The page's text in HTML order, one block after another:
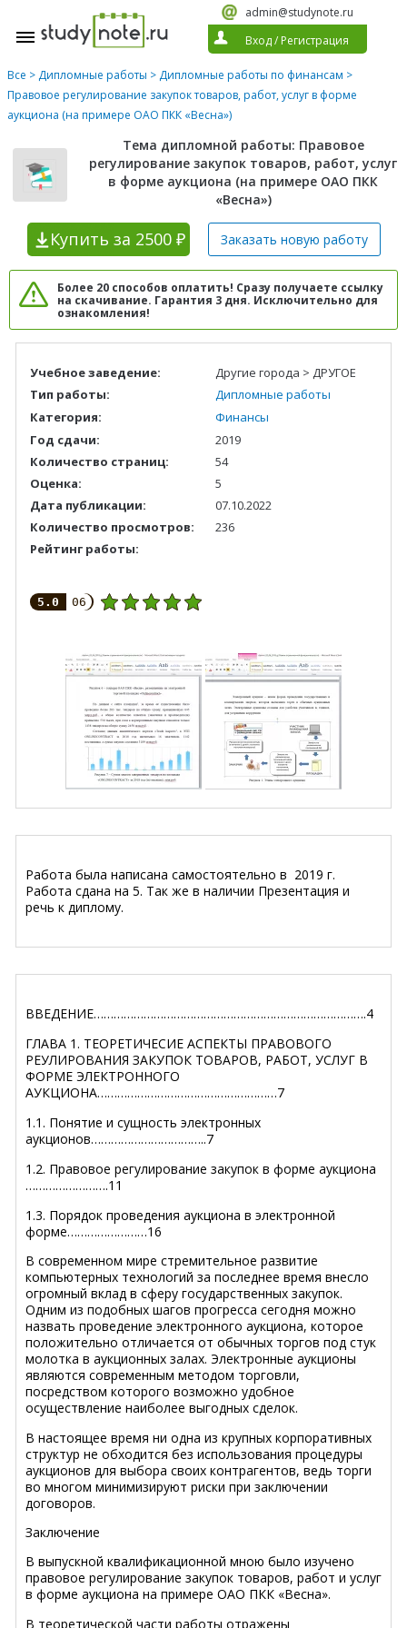
admin@studynote.ru
Вход/ Регистрация
Все > Дипломные работы > Дипломные работы по финансам >
Правовое регулирование закупок товаров, работ, услуг в форме
аукциона (на примере ОАО ПКК «Весна»)
Тема дипломной работы: Правовое
регулирование закупок товаров, работ, услуг
в форме аукциона (на примере ОАО ПКК
«Весна»)
Купить за 2500 ₽ Заказать новую работу
Более 20 способов оплатить! Сразу получаете ссылку
на скачивание. Гарантия 3 дня. Исключительно для
ознакомления!
Учебное заведение:
Другие города > ДРУГОЕ
Тип работы:
Дипломные работы
Категория:
Финансы
Год сдачи:
2019
Количество страниц:
54
Оценка:
5
Дата публикации:
07.10.2022
Количество просмотров:
236
Рейтинг работы:
5.0 06
Работа была написана самостоятельно в 2019 г.
Работа сдана на 5. Так же в наличии Презентация и
речь к диплому.
ВВЕДЕНИЕ……………………………………………………………………….4
ГЛАВА 1. ТЕОРЕТИЧЕСИЕ АСПЕКТЫ ПРАВОВОГО
РЕУЛИРОВАНИЯ ЗАКУПОК ТОВАРОВ, РАБОТ, УСЛУГ В
ФОРМЕ ЭЛЕКТРОННОГО
АУКЦИОНА………………………………………………7
1.1. Понятие и сущность электронных
аукционов……………………………..7
1.2. Правовое регулирование закупок в форме аукциона
…………………….11
1.3. Порядок проведения аукциона в электронной
форме……………………16
В современном мире стремительное развитие
компьютерных технологий за последнее время внесло
огромный вклад в сферу государственных закупок.
Одним из подобных шагов прогресса сегодня можно
назвать проведение электронного аукциона, которое
положительно отличается от обычных торгов под стук
молотка в аукционных залах. Электронные аукционы
являются современным методом торговли,
посредством которого возможно удобное
осуществление наиболее выгодных сделок.
В настоящее время ни одна из крупных корпоративных
структур не обходится без использования процедуры
аукционов для выбора своих контрагентов, ведь торги
во многом минимизируют риски при заключении
договоров.
Заключение
В выпускной квалификационной мною было изучено
правовое регулирование закупок товаров, работ и услуг
в форме аукциона на примере ОАО ПКК «Весна».
В теоретической части работы отражены